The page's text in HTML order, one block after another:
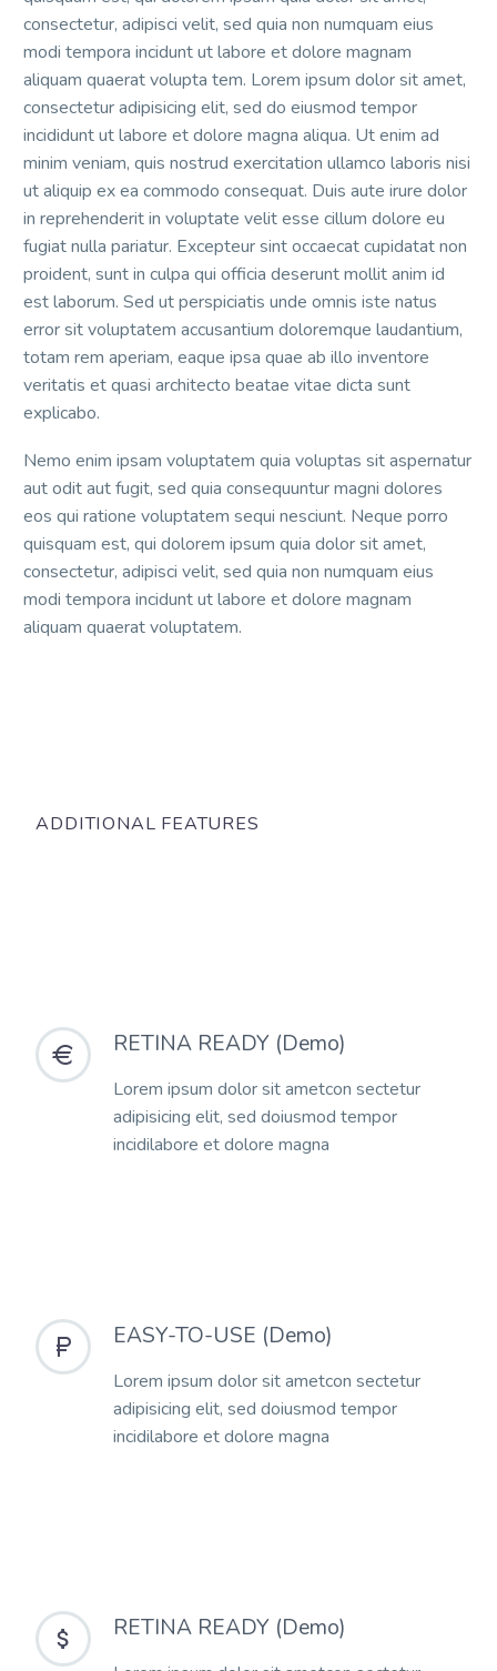
consectetur, adipisci velit, sed quia non numquam eius
modi tempora incidunt ut labore et dolore magnam
aliquam quaerat volupta tem. Lorem ipsum dolor sit amet,
consectetur adipisicing elit, sed do eiusmod tempor
incididunt ut labore et dolore magna aliqua. Ut enim ad
minim veniam, quis nostrud exercitation ullamco laboris nisi
ut aliquip ex ea commodo consequat. Duis aute irure dolor
in reprehenderit in voluptate velit esse cillum dolore eu
fugiat nulla pariatur. Excepteur sint occaecat cupidatat non
proident, sunt in culpa qui officia deserunt mollit anim id
est laborum. Sed ut perspiciatis unde omnis iste natus
error sit voluptatem accusantium doloremque laudantium,
totam rem aperiam, eaque ipsa quae ab illo inventore
veritatis et quasi architecto beatae vitae dicta sunt
explicabo.
Nemo enim ipsam voluptatem quia voluptas sit aspernatur
aut odit aut fugit, sed quia consequuntur magni dolores
eos qui ratione voluptatem sequi nesciunt. Neque porro
quisquam est, qui dolorem ipsum quia dolor sit amet,
consectetur, adipisci velit, sed quia non numquam eius
modi tempora incidunt ut labore et dolore magnam
aliquam quaerat voluptatem.
ADDITIONAL FEATURES

 RETINA READY (Demo)
Lorem ipsum dolor sit ametcon sectetur
adipisicing elit, sed doiusmod tempor
incidilabore et dolore magna

 EASY-TO-USE (Demo)
Lorem ipsum dolor sit ametcon sectetur
adipisicing elit, sed doiusmod tempor
incidilabore et dolore magna

 RETINA READY (Demo)